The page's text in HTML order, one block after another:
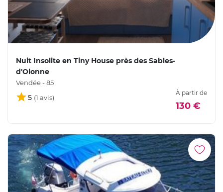
Nuit Insolite en Tiny House près des Sables-
d'Olonne
Vendée - 85
5
À partir de
130 €